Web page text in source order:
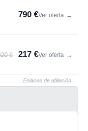
790 €Ver oferta →
€ 217 €Ver oferta →
Enlaces de afiliación